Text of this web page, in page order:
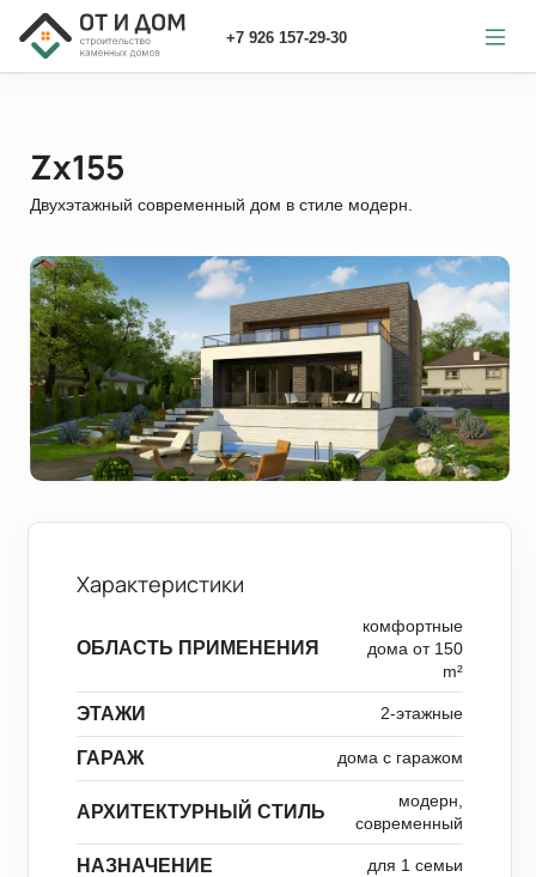
+7 926 157-29-30
Zx155
Двухэтажный современный дом в стиле модерн.
Характеристики
ОБЛАСТЬ ПРИМЕНЕНИЯ
комфортные
дома от 150
m²
ЭТАЖИ 2-этажные
ГАРАЖ дома с гаражом
АРХИТЕКТУРНЫЙ СТИЛЬ
модерн,
современный
НАЗНАЧЕНИЕ для 1 семьи